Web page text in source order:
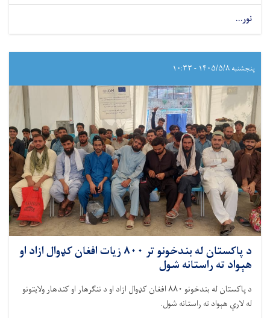
نور...
پنجشنبه ۱۴۰۵/۵/۸ - ۱۰:۳۳
د پاکستان له بندخونو تر ۸۰۰ زیات افغان کډوال ازاد او
هېواد ته راستانه شول
د پاکستان له بندخونو ۸۸۰ افغان کډوال ازاد او د ننګرهار او کندهار ولایتونو
له لارې هېواد ته راستانه شول.